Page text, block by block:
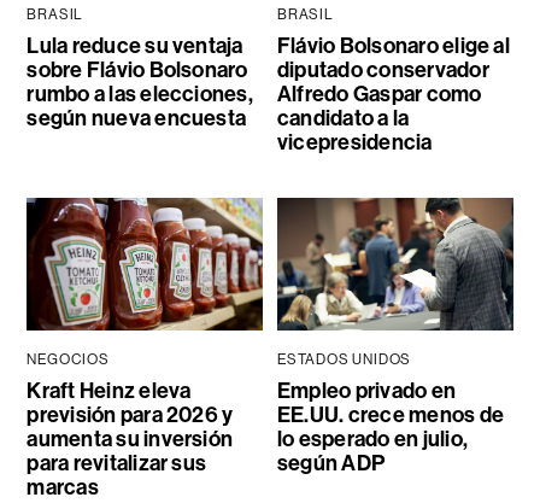
BRASIL
Lula reduce su ventaja
sobre Flávio Bolsonaro
rumbo a las elecciones,
según nueva encuesta
BRASIL
Flávio Bolsonaro elige al
diputado conservador
Alfredo Gaspar como
candidato a la
vicepresidencia
NEGOCIOS
Kraft Heinz eleva
previsión para 2026 y
aumenta su inversión
para revitalizar sus
marcas
ESTADOS UNIDOS
Empleo privado en
EE.UU. crece menos de
lo esperado en julio,
según ADP